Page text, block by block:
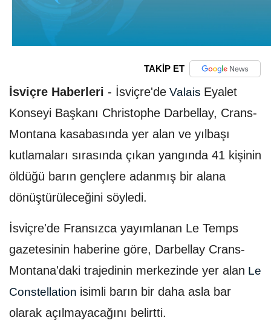
TAKİP ET
İsviçre Haberleri - İsviçre'de Valais Eyalet
Konseyi Başkanı Christophe Darbellay, Crans-
Montana kasabasında yer alan ve yılbaşı
kutlamaları sırasında çıkan yangında 41 kişinin
öldüğü barın gençlere adanmış bir alana
dönüştürüleceğini söyledi.
İsviçre'de Fransızca yayımlanan Le Temps
gazetesinin haberine göre, Darbellay Crans-
Montana'daki trajedinin merkezinde yer alan Le
Constellation isimli barın bir daha asla bar
olarak açılmayacağını belirtti.